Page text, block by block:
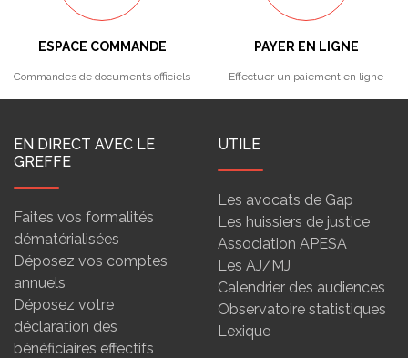
ESPACE COMMANDE
Commandes de documents officiels
PAYER EN LIGNE
Effectuer un paiement en ligne
EN DIRECT AVEC LE
GREFFE
Faites vos formalités
dématérialisées
Déposez vos comptes
annuels
Déposez votre
déclaration des
bénéficiaires effectifs
UTILE
Les avocats de Gap
Les huissiers de justice
Association APESA
Les AJ/MJ
Calendrier des audiences
Observatoire statistiques
Lexique